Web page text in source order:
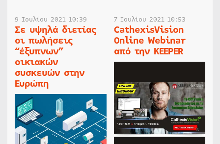
9 Ιουλίου 2021 10:39
Σε υψηλά διετίας
οι πωλήσεις
“έξυπνων”
οικιακών
συσκευών στην
Ευρώπη
7 Ιουλίου 2021 10:53
CathexisVision
Online Webinar
από την KEEPER